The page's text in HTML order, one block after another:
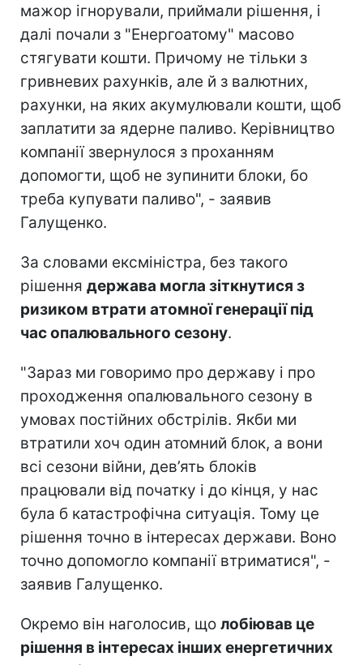
мажор ігнорували, приймали рішення, і
далі почали з "Енергоатому" масово
стягувати кошти. Причому не тільки з
гривневих рахунків, але й з валютних,
рахунки, на яких акумулювали кошти, щоб
заплатити за ядерне паливо. Керівництво
компанії звернулося з проханням
допомогти, щоб не зупинити блоки, бо
треба купувати паливо", - заявив
Галущенко.
За словами ексміністра, без такого
рішення держава могла зіткнутися з
ризиком втрати атомної генерації під
час опалювального сезону.
"Зараз ми говоримо про державу і про
проходження опалювального сезону в
умовах постійних обстрілів. Якби ми
втратили хоч один атомний блок, а вони
всі сезони війни, дев’ять блоків
працювали від початку і до кінця, у нас
була б катастрофічна ситуація. Тому це
рішення точно в інтересах держави. Воно
точно допомогло компанії втриматися", -
заявив Галущенко.
Окремо він наголосив, що лобіював це
рішення в інтересах інших енергетичних